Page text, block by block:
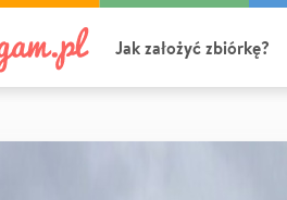
Jak założyć zbiórkę?